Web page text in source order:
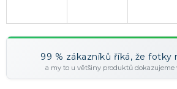
99 % zákazníků říká, že fotky
a my to u většiny produktů dokazujeme